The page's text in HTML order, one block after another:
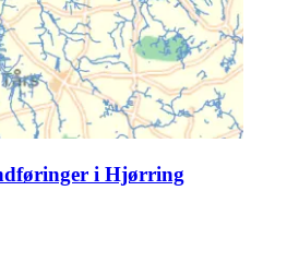
i Hjørring